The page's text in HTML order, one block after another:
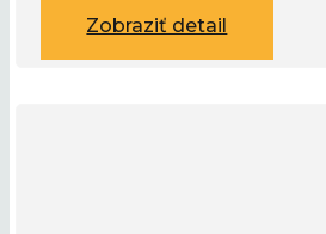
Zobraziť detail